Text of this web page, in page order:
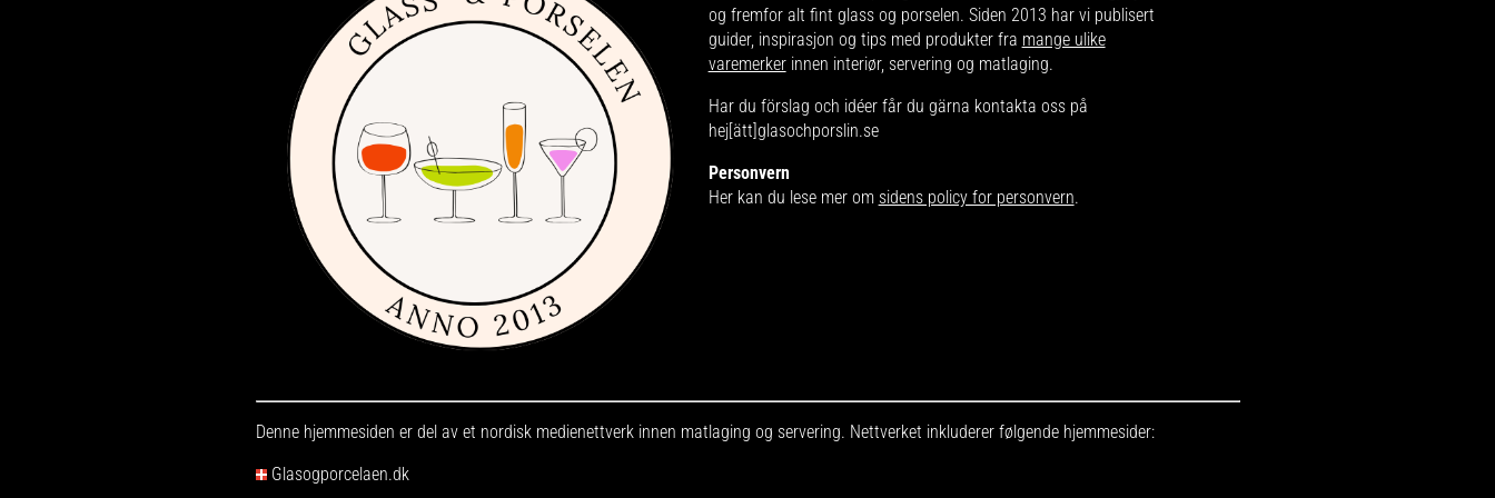
og fremfor alt fint glass og porselen. Siden 2013 har vi publisert
guider, inspirasjon og tips med produkter fra mange ulike
varemerkerinnen interiør, servering og matlaging.
Har du förslag och idéer får du gärna kontakta oss på
hej[ätt]glasochporslin.se
Personvern
Her kan du lese mer om sidens policy for personvern.
Denne hjemmesiden er del av et nordisk medienettverk innen matlaging og servering. Nettverket inkluderer følgende hjemmesider:
Glasogporcelaen.dk